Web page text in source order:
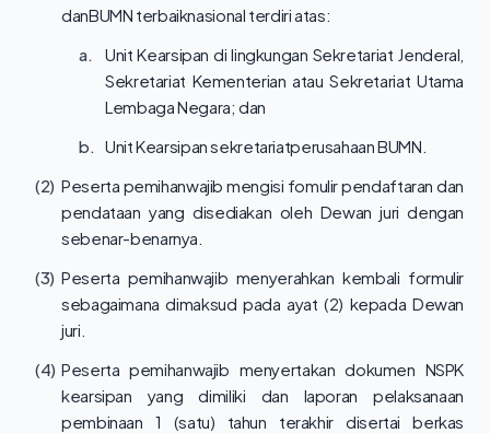
danBUMN terbaiknasional terdiri atas:
a.
Unit Kearsipan di lingkungan Sekretariat Jenderal,
Sekretariat Kementerian atau Sekretariat Utama
Lembaga Negara; dan
b. Unit Kearsipan sekretariatperusahaan BUMN.
(2) Peserta pemihanwajib mengisi fomulir pendaftaran dan
pendataan yang disediakan oleh Dewan juri dengan
sebenar-benarnya.
(3) Peserta pemihanwajib menyerahkan kembali formulir
sebagaimana dimaksud pada ayat (2) kepada Dewan
juri.
(4) Peserta pemihanwajib menyertakan dokumen NSPK
kearsipan yang dimiliki dan laporan pelaksanaan
pembinaan 1 (satu) tahun terakhir disertai berkas